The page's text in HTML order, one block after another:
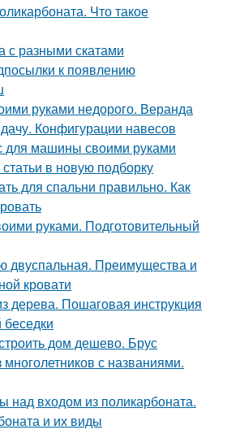
Что такое
с разными скатами
к появлению
руками недорого. Веранда
Конфигурации навесов
для машины своими руками
в новую подборку
для спальни правильно. Как
руками. Подготовительный
двуспальная. Преимущества и
кровати
дерева. Пошаговая инструкция
дом дешево. Брус
с названиями.
над входом из поликарбоната.
и их виды